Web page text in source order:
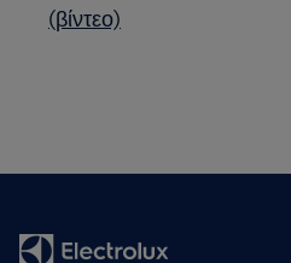
(βίντεο)